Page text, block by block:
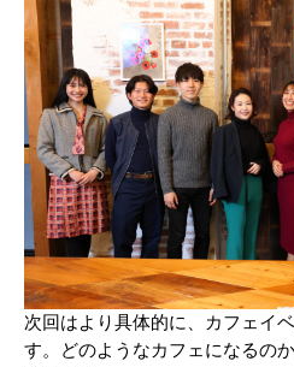
次回はより具体的に、カフェイ
す。どのようなカフェになるの